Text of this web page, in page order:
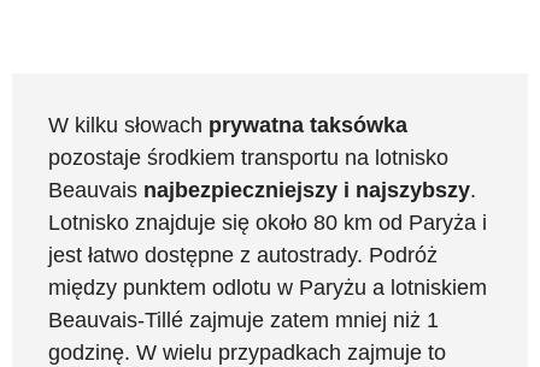
W kilku słowach prywatna taksówka
pozostaje środkiem transportu na lotnisko
Beauvais najbezpieczniejszy i najszybszy.
Lotnisko znajduje się około 80 km od Paryża i
jest łatwo dostępne z autostrady. Podróż
między punktem odlotu w Paryżu a lotniskiem
Beauvais-Tillé zajmuje zatem mniej niż 1
godzinę. W wielu przypadkach zajmuje to